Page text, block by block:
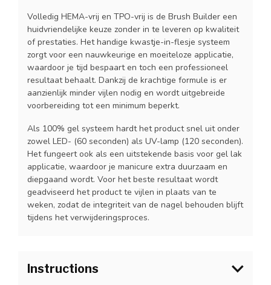
Volledig HEMA-vrij en TPO-vrij is de Brush Builder een
huidvriendelijke keuze zonder in te leveren op kwaliteit
of prestaties. Het handige kwastje-in-flesje systeem
zorgt voor een nauwkeurige en moeiteloze applicatie,
waardoor je tijd bespaart en toch een professioneel
resultaat behaalt. Dankzij de krachtige formule is er
aanzienlijk minder vijlen nodig en wordt uitgebreide
voorbereiding tot een minimum beperkt.
Als 100% gel systeem hardt het product snel uit onder
zowel LED- (60 seconden) als UV-lamp (120 seconden).
Het fungeert ook als een uitstekende basis voor gel lak
applicatie, waardoor je manicure extra duurzaam en
diepgaand wordt. Voor het beste resultaat wordt
geadviseerd het product te vijlen in plaats van te
weken, zodat de integriteit van de nagel behouden blijft
tijdens het verwijderingsproces.
Instructions